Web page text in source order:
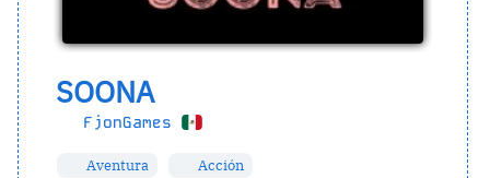
SOONA
FjonGames
Aventura Acción